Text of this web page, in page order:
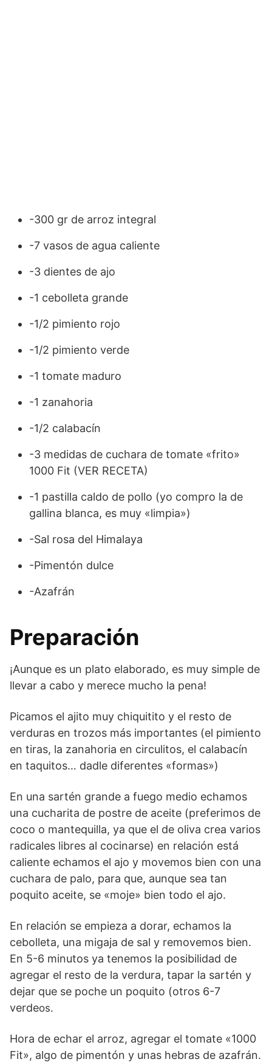
-300 gr de arroz integral
-7 vasos de agua caliente
-3 dientes de ajo
-1 cebolleta grande
-1/2 pimiento rojo
-1/2 pimiento verde
-1 tomate maduro
-1 zanahoria
-1/2 calabacín
-3 medidas de cuchara de tomate «frito»
1000 Fit (VER RECETA)
-1 pastilla caldo de pollo (yo compro la de
gallina blanca, es muy «limpia»)
-Sal rosa del Himalaya
-Pimentón dulce
-Azafrán
Preparación
¡Aunque es un plato elaborado, es muy simple de
llevar a cabo y merece mucho la pena!
Picamos el ajito muy chiquitito y el resto de
verduras en trozos más importantes (el pimiento
en tiras, la zanahoria en circulitos, el calabacín
en taquitos… dadle diferentes «formas»)
En una sartén grande a fuego medio echamos
una cucharita de postre de aceite (preferimos de
coco o mantequilla, ya que el de oliva crea varios
radicales libres al cocinarse) en relación está
caliente echamos el ajo y movemos bien con una
cuchara de palo, para que, aunque sea tan
poquito aceite, se «moje» bien todo el ajo.
En relación se empieza a dorar, echamos la
cebolleta, una migaja de sal y removemos bien.
En 5-6 minutos ya tenemos la posibilidad de
agregar el resto de la verdura, tapar la sartén y
dejar que se poche un poquito (otros 6-7
verdeos.
Hora de echar el arroz, agregar el tomate «1000
Fit», algo de pimentón y unas hebras de azafrán.